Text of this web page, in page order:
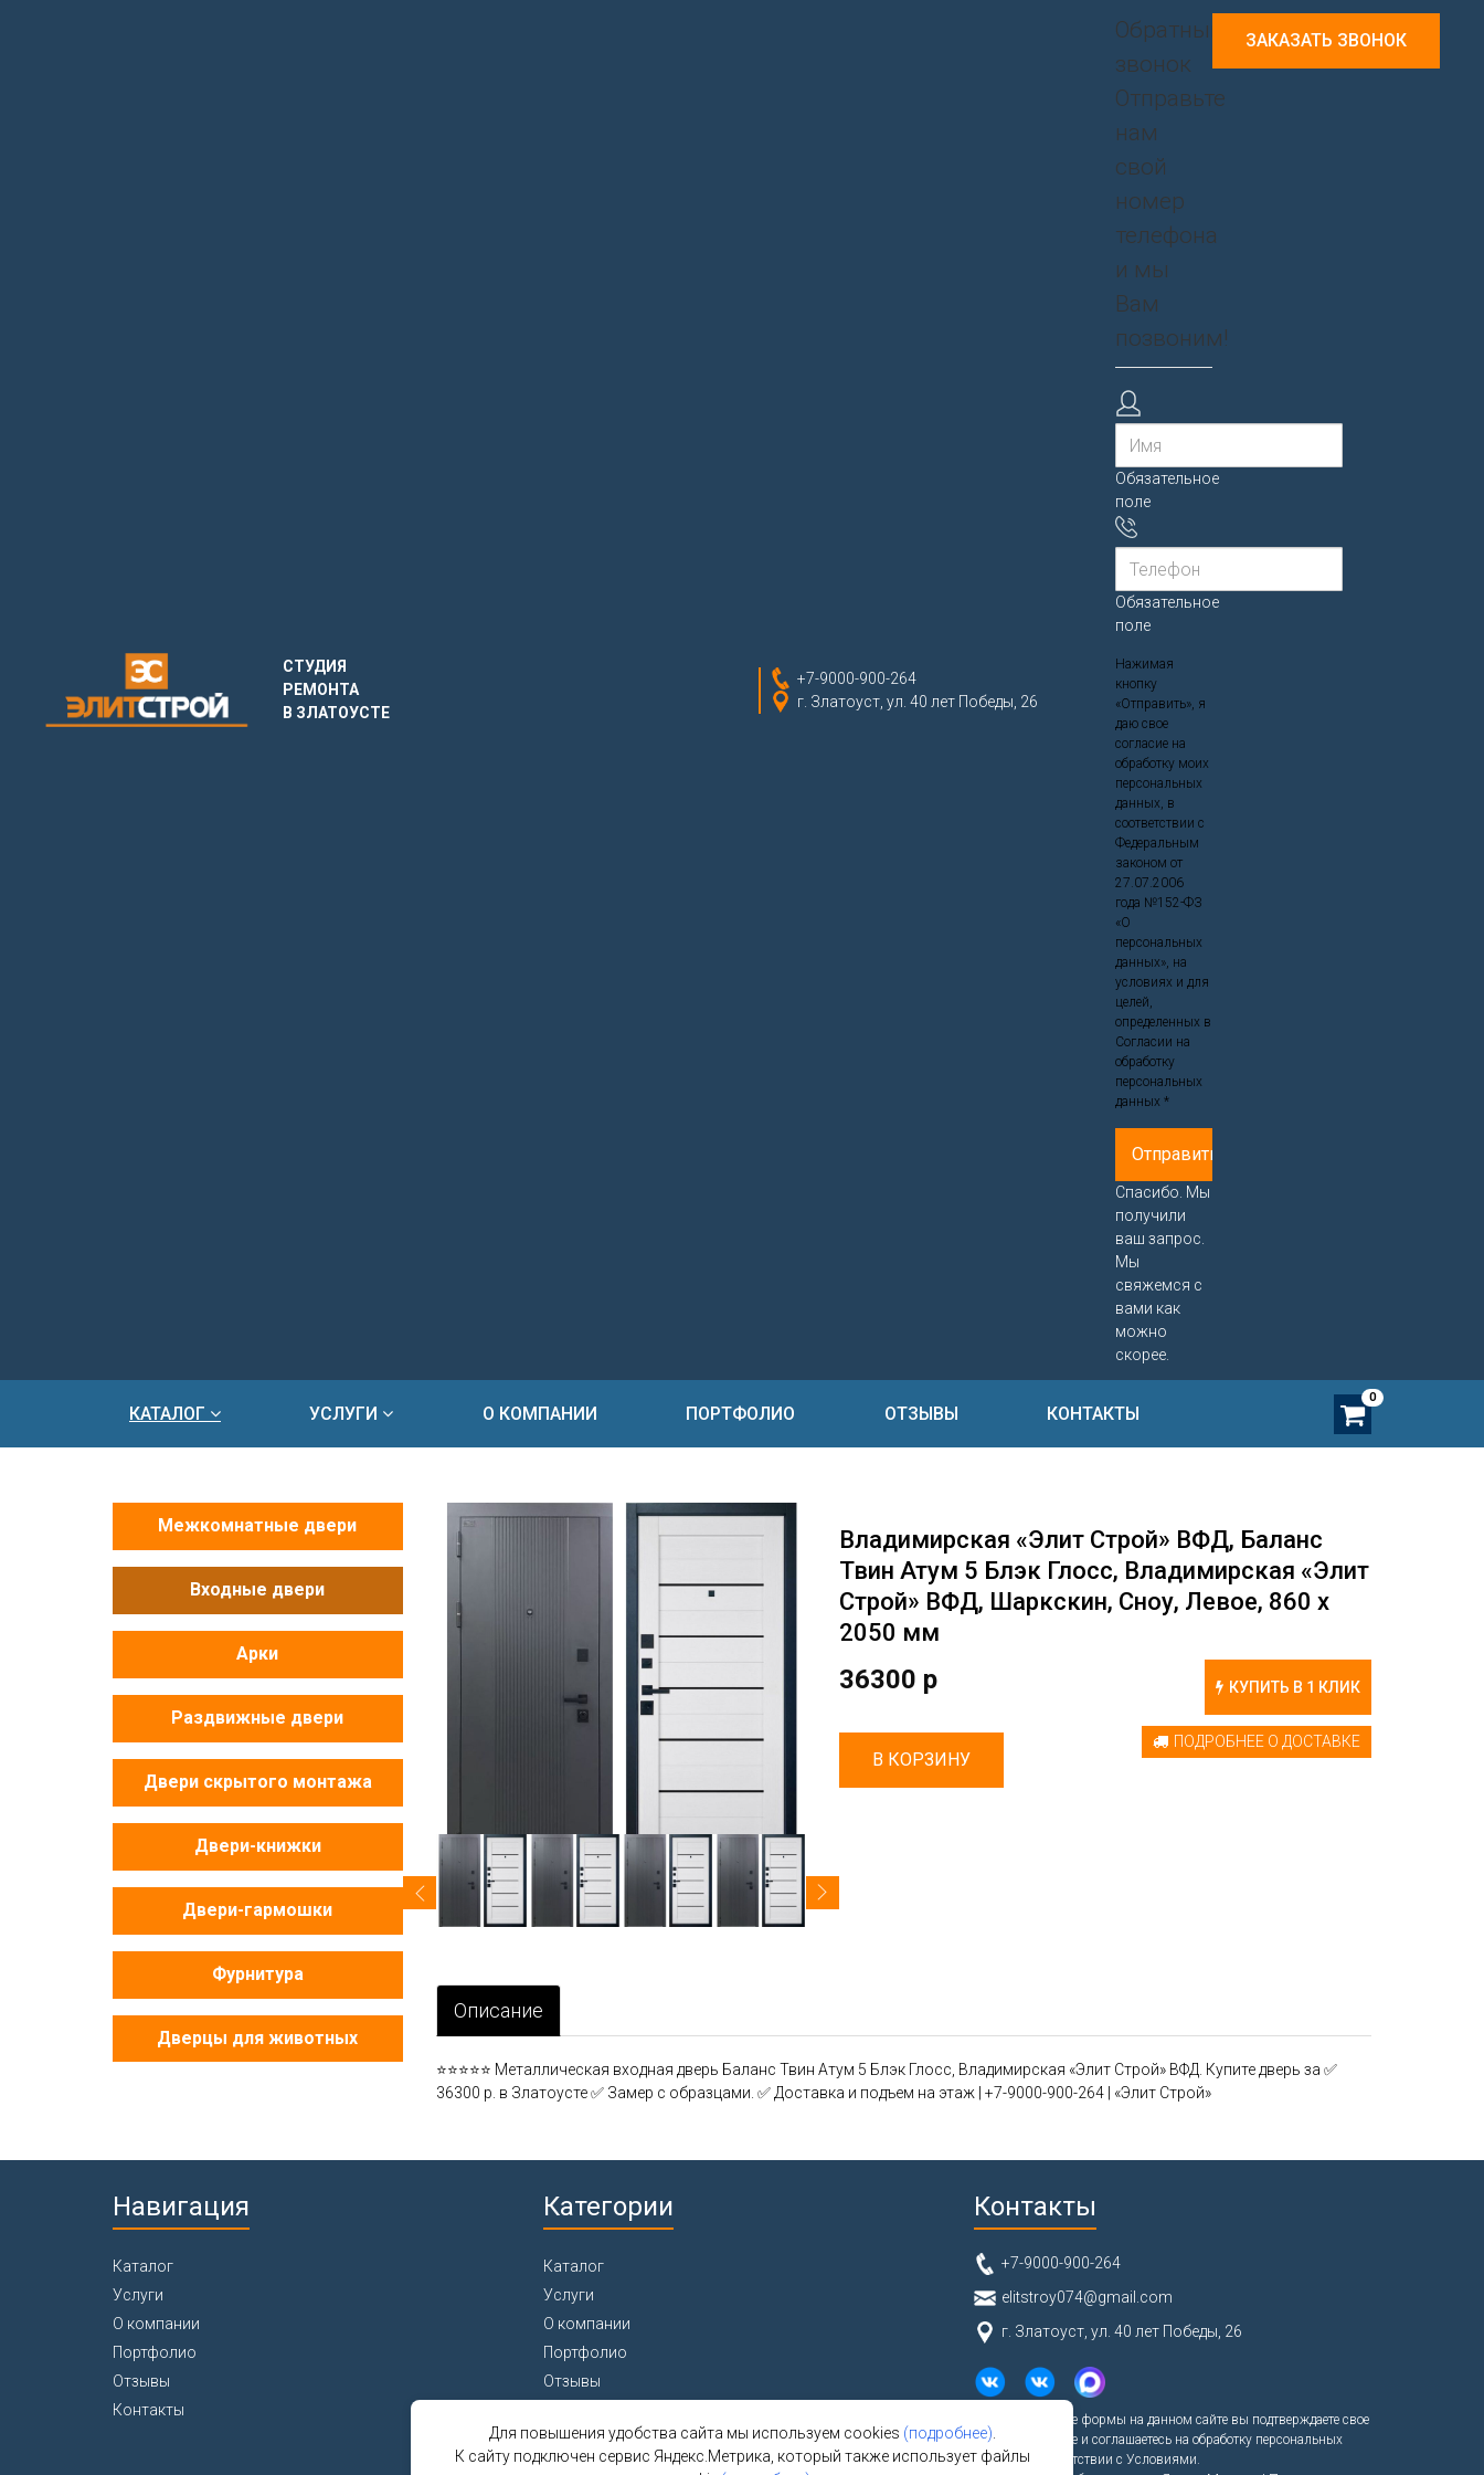
СТУДИЯ
РЕМОНТА
В ЗЛАТОУСТЕ
+7-9000-900-264
г. Златоуст, ул. 40 лет Победы, 26
ЗАКАЗАТЬ ЗВОНОК
Обратный
звонок
Отправьте
нам
свой
номер
телефона
и мы
Вам
позвоним!
Обязательное
поле
Обязательное
поле
Нажимая
кнопку
«Отправить», я
даю свое
согласие на
обработку моих
персональных
данных, в
соответствии с
Федеральным
законом от
27.07.2006
года №152-ФЗ
«О
персональных
данных», на
условиях и для
целей,
определенных в
Согласии на
обработку
персональных
данных *
Спасибо. Мы
получили
ваш запрос.
Мы
свяжемся с
вами как
можно
скорее.
КАТАЛОГ УСЛУГИ О КОМПАНИИ ПОРТФОЛИО ОТЗЫВЫ КОНТАКТЫ
0
Межкомнатные двери
Входные двери
Арки
Раздвижные двери
Двери скрытого монтажа
Двери-книжки
Двери-гармошки
Фурнитура
Дверцы для животных
Владимирская «Элит Строй» ВФД, Баланс
Твин Атум 5 Блэк Глосс, Владимирская «Элит
Строй» ВФД, Шаркскин, Сноу, Левое, 860 х
2050 мм
36300 р КУПИТЬ В 1 КЛИК
ПОДРОБНЕЕ О ДОСТАВКЕ
Описание
⭐⭐⭐⭐⭐ Металлическая входная дверь Баланс Твин Атум 5 Блэк Глосс, Владимирская «Элит Строй» ВФД. Купите дверь за ✅
36300 р. в Златоусте ✅ Замер с образцами. ✅ Доставка и подъем на этаж | +7-9000-900-264 | «Элит Строй»
Навигация
Каталог
Услуги
О компании
Портфолио
Отзывы
Контакты
Категории
Каталог
Услуги
О компании
Портфолио
Отзывы
Контакты
+7-9000-900-264
elitstroy074@gmail.com
г. Златоуст, ул. 40 лет Победы, 26
Для повышения удобства сайта мы используем cookies (подробнее)
К сайту подключен сервис Яндекс.Метрика, который также использует файлы
Заполняя любые формы на данном сайте вы подтверждаете свое
совершеннолетие и соглашаетесь на обработку персональных
данных в соответствии с Условиями.